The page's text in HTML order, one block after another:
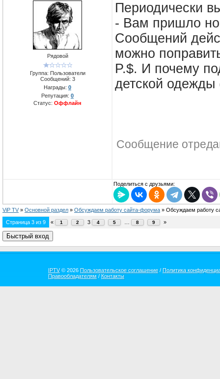
Рядовой
Группа: Пользователи
Сообщений: 3
Награды: 0
Репутация: 0
Статус: Оффлайн
Периодически
- Вам пришло
Сообщений
можно
P.$. И почему
детской одежды
Сообщение
Поделиться с друзьями:
ViP TV » Oсновной раздел » Обсуждаем работу сайта-форума » Обсуждаем работу
Страница 3 из 9 « 1 2 3 4 5 8 9 »
IPTV© 2026 Пользовательское соглашение / Политика
Правообладателям / Контакты